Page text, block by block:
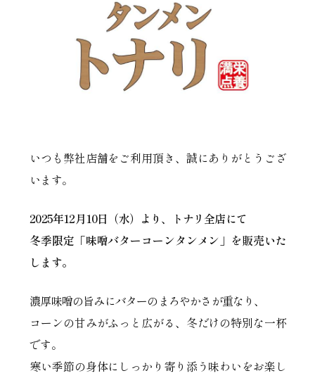
いつも弊社店舗をご利用頂き、誠にありがとうござ
います。
2025年12月10日（水）より、トナリ全店にて
冬季限定「味噌バターコーンタンメン」を販売いた
します。
濃厚味噌の旨みにバターのまろやかさが重なり、
コーンの甘みがふっと広がる、冬だけの特別な一杯
です。
寒い季節の身体にしっかり寄り添う味わいをお楽し